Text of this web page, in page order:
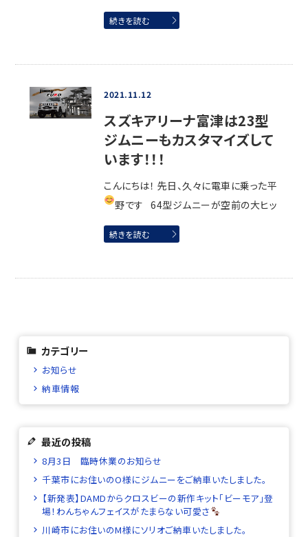
続きを読む
2021.11.12
スズキアリーナ富津は23型
ジムニーもカスタマイズして
います！！！
こんにちは！ 先日、久々に電車に乗った平
野です 64型ジムニーが空前の大ヒッ
続きを読む
カテゴリー
お知らせ
納車情報
最近の投稿
8月3日 臨時休業のお知らせ
千葉市にお住いのO様にジムニーをご納車いたしました。
【新発表】DAMDからクロスビーの新作キット「ビーモア」登
場！わんちゃんフェイスがたまらない可愛さ
川崎市にお住いのM様にソリオご納車いたしました。